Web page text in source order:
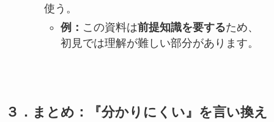
使う。
例： この資料は前提知識を要するため、
初見では理解が難しい部分があります。
３．まとめ：『分かりにくい』を言い換え